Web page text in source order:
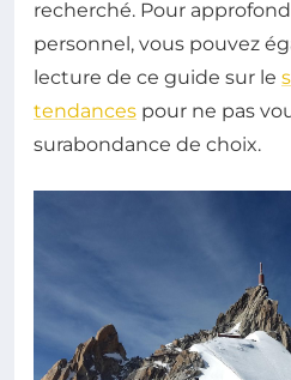
recherché. Pour
personnel, vous pouvez
lecture de ce guide sur le
tendances pour ne pas
surabondance de choix.